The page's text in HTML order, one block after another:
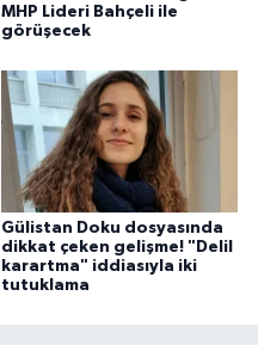
MHP Lideri Bahçeli ile
görüşecek
Gülistan Doku dosyasında
dikkat çeken gelişme! "Delil
karartma" iddiasıyla iki
tutuklama